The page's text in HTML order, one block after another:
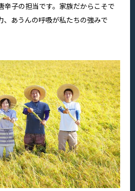
辛子の担当です。家族だからこそで
、あうんの呼吸が私たちの強みで